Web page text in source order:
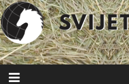
Svijet